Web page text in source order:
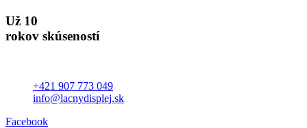
Už 10
rokov skúseností
+421 907 773 049
info@lacnydisplej.sk
Facebook